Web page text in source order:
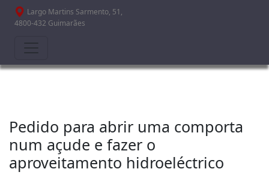
Passar para o conteúdo principal
Largo Martins Sarmento, 51,
4800-432 Guimarães
Pedido para abrir uma comporta
num açude e fazer o
aproveitamento hidroeléctrico